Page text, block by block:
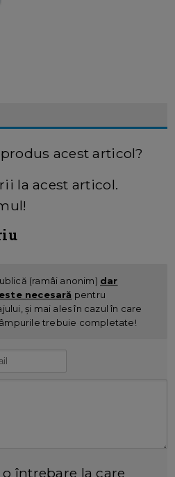
acest articol?
la acest articol.
(ramâi anonim) dar
necesară pentru
și mai ales în cazul în care
trebuie completate!
întrebare la care